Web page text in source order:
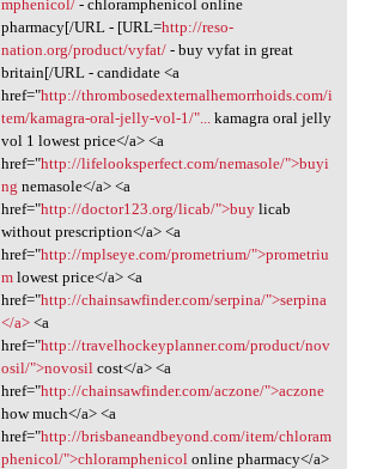
mphenicol/- chloramphenicol online
pharmacy[/URL - [URL=http://reso-
nation.org/product/vyfat/- buy vyfat in great
britain[/URL - candidate <a
href="http://thrombosedexternalhemorrhoids.com/i
tem/kamagra-oral-jelly-vol-1/"...
kamagra oral jelly
vol 1 lowest price</a> <a
href="http://lifelooksperfect.com/nemasole/">buyi
ng nemasole</a> <a
href="http://doctor123.org/licab/">buylicab
without prescription</a> <a
href="http://mplseye.com/prometrium/">prometriu
mlowest price</a> <a
href="http://chainsawfinder.com/serpina/">serpina
</a><a
href="http://travelhockeyplanner.com/product/nov
osil/">novosil cost</a> <a
href="http://chainsawfinder.com/aczone/">aczone
how much</a> <a
href="http://brisbaneandbeyond.com/item/chloram
phenicol/">chloramphenicol online pharmacy</a>